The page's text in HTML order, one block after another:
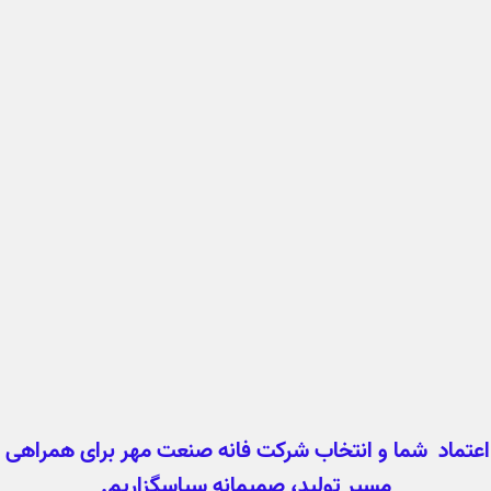
اعتماد شما و انتخاب شرکت فانه صنعت مهر برای همراهی